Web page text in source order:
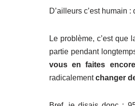
D’ailleurs c’est humain
Le problème, c’est que
partie pendant
vous en faites
radicalementchanger